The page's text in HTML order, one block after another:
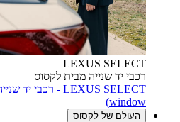
LEXUS SELECT
רכבי יד שנייה מבית לקסוס
LEXUS SELECT - רכבי יד שנייה מבית לקסוס
window)
העולם של לקסוס